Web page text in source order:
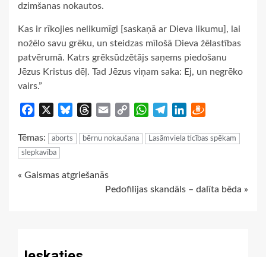
dzimšanas nokautos.
Kas ir rīkojies nelikumīgi [saskaņā ar Dieva likumu], lai
nožēlo savu grēku, un steidzas mīlošā Dieva žēlastības
patvērumā. Katrs grēksūdzētājs saņems piedošanu
Jēzus Kristus dēļ. Tad Jēzus viņam saka: Ej, un negrēko
vairs.”
Facebook BlueskyThreads
Email
Copy
WhatsApp
TelegramLinkedIn
Tēmas: aborts bērnu nokaušana
Lasāmviela ticības spēkam
slepkavība
Continue
« Gaismas atgriešanās
Pedofilijas skandāls – dalīta bēda »